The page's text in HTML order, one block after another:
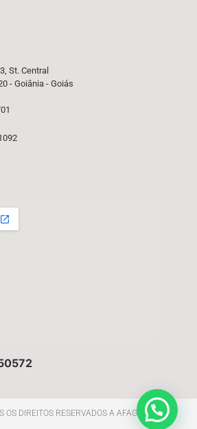
St. Central
- Goiânia - Goiás
DIREITOS RESERVADOS A AFAGO